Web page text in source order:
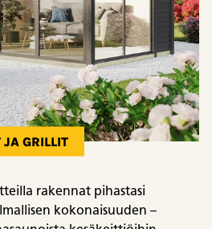
JA GRILLIT
rakennat pihastasi
kokonaisuuden –